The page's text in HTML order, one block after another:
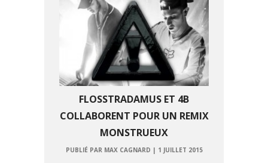
FLOSSTRADAMUS ET 4B
COLLABORENT POUR UN REMIX
MONSTRUEUX
PUBLIÉ PAR MAX CAGNARD | 1 JUILLET 2015